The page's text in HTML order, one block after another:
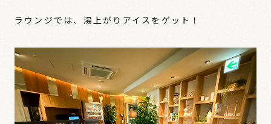
ラウンジでは、湯上がりアイスをゲット！